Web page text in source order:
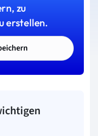
zu
erstellen.